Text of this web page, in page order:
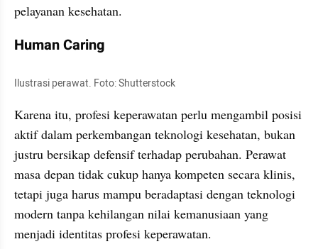
pelayanan kesehatan.
Human Caring
Ilustrasi perawat. Foto: Shutterstock
Karena itu, profesi keperawatan perlu mengambil posisi
aktif dalam perkembangan teknologi kesehatan, bukan
justru bersikap defensif terhadap perubahan. Perawat
masa depan tidak cukup hanya kompeten secara klinis,
tetapi juga harus mampu beradaptasi dengan teknologi
modern tanpa kehilangan nilai kemanusiaan yang
menjadi identitas profesi keperawatan.